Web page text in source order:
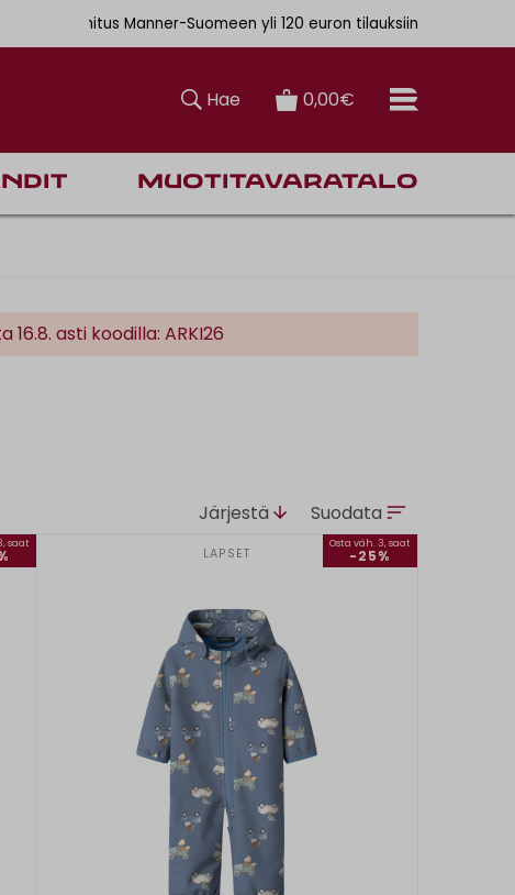
Ilmainen toimitus Manner-Suomeen yli 120 euron tilauksiin
Hae 0,00€
Muotitavaratalo
asti koodilla: ARKI26
Järjestä Suodata
saat
LAPSET
Osta väh. 3, saat
-25%